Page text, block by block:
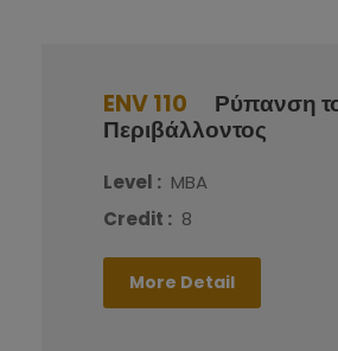
ENV 110
Ρύπανση
Περιβάλλοντος
Level : MBA
Credit : 8
More Detail